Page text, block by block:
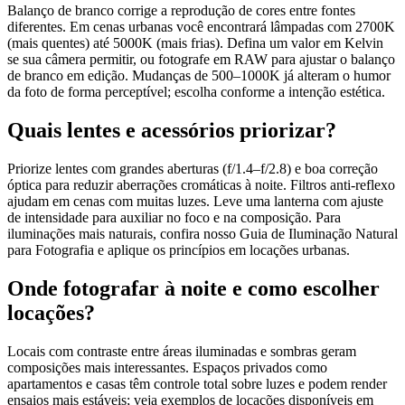
Balanço de branco corrige a reprodução de cores entre fontes
diferentes. Em cenas urbanas você encontrará lâmpadas com 2700K
(mais quentes) até 5000K (mais frias). Defina um valor em Kelvin
se sua câmera permitir, ou fotografe em RAW para ajustar o balanço
de branco em edição. Mudanças de 500–1000K já alteram o humor
da foto de forma perceptível; escolha conforme a intenção estética.
Quais lentes e acessórios priorizar?
Priorize lentes com grandes aberturas (f/1.4–f/2.8) e boa correção
óptica para reduzir aberrações cromáticas à noite. Filtros anti-reflexo
ajudam em cenas com muitas luzes. Leve uma lanterna com ajuste
de intensidade para auxiliar no foco e na composição. Para
iluminações mais naturais, confira nosso Guia de Iluminação Natural
para Fotografia e aplique os princípios em locações urbanas.
Onde fotografar à noite e como escolher
locações?
Locais com contraste entre áreas iluminadas e sombras geram
composições mais interessantes. Espaços privados como
apartamentos e casas têm controle total sobre luzes e podem render
ensaios mais estáveis; veja exemplos de locações disponíveis em